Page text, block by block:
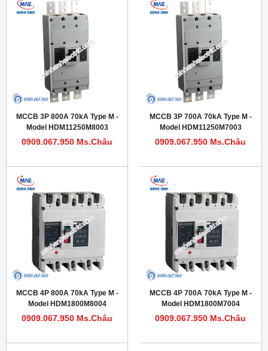
MCCB 3P 800A 70kA Type M -
Model HDM11250M8003
0909.067.950 Ms.Châu
MCCB 3P 700A 70kA Type M -
Model HDM11250M7003
0909.067.950 Ms.Châu
MCCB 4P 800A 70kA Type M -
Model HDM1800M8004
0909.067.950 Ms.Châu
MCCB 4P 700A 70kA Type M -
Model HDM1800M7004
0909.067.950 Ms.Châu